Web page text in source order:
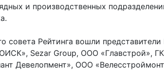
и производственных
совета Рейтинга вошли
Sezar Group, ООО «Главстрой»,
Девелопмент», ООО